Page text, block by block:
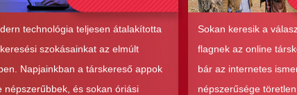
alkalmasabbak a
komoly kapcsolat
kialakításához?
technológia teljesen átalakította
szokásainkat az elmúlt
Napjainkban a társkereső appok
népszerűbbek, és sokan óriási
Sokan keresik a
flagnek az online
bár az internetes
népszerűsége